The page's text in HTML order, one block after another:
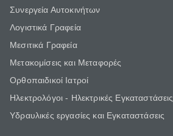
Συνεργεία Αυτοκινήτων
Λογιστικά Γραφεία
Μεσιτικά Γραφεία
Μετακομίσεις και Μεταφορές
Ορθοπαιδικοί Ιατροί
Ηλεκτρολόγοι - Ηλεκτρικές Εγκαταστάσεις
Υδραυλικές εργασίες και Εγκαταστάσεις